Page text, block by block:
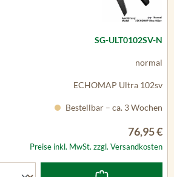
SG-ULT0102SV-N
normal
ECHOMAP Ultra 102sv
Bestellbar – ca. 3 Wochen
76,95 €
Preise inkl. MwSt. zzgl. Versandkosten